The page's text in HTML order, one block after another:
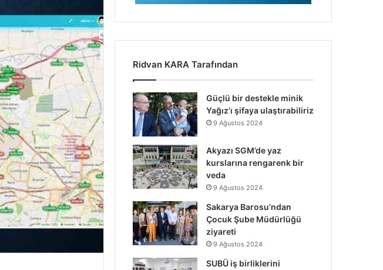
Ridvan KARA Tarafından
Güçlü bir destekle minik
Yağız’ı şifaya ulaştırabiliriz
9 Ağustos 2024
Akyazı SGM’de yaz
kurslarına rengarenk bir
veda
9 Ağustos 2024
Sakarya Barosu’ndan
Çocuk Şube Müdürlüğü
ziyareti
9 Ağustos 2024
SUBÜ iş birliklerini